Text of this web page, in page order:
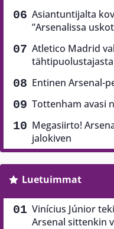
Asiantuntijalta
”Arsenalissa
Atletico Madrid
tähtipuolustajasta
Entinen Arsenal-
Tottenham avasi
Megasiirto!
jalokiven
Luetuimmat
Vinícius Júnior
Arsenal sittenkin